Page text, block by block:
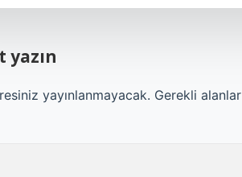
yazın
yayınlanmayacak. Gerekli alanlar